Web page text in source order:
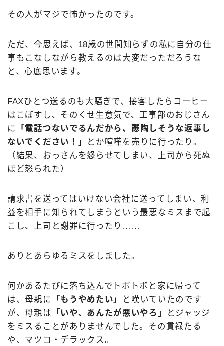
その人がマジで怖かったのです。
ただ、今思えば、18歳の世間知らずの私に自分の仕
事もこなしながら教えるのは大変だっただろうな
と、心底思います。
FAXひとつ送るのも大騒ぎで、接客したらコーヒー
はこぼすし、そのくせ生意気で、工事部のおじさん
に
「電話つないでるんだから、鬱陶しそうな返事し
ないでください！」
とか喧嘩を売りに行ったり。
（結果、おっさんを怒らせてしまい、上司から死ぬ
ほど怒られた）
請求書を送ってはいけない会社に送ってしまい、利
益を相手に知られてしまうという最悪なミスまで起
こし、上司と謝罪に行ったり……
ありとあらゆるミスをしました。
何かあるたびに落ち込んでトボトボと家に帰って
は、母親に
「もうやめたい」
と嘆いていたのです
が、母親は 「いや、あんたが悪いやろ」
とジャッジ
をミスることがありませんでした。その貫禄たる
や、マツコ・デラックス。